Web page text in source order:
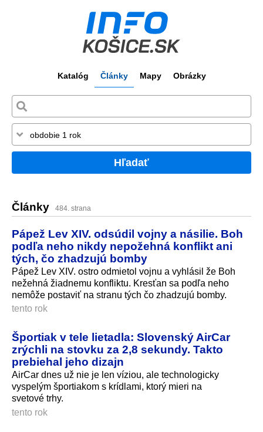
Katalóg Články Mapy Obrázky
Hľadať
Články 484. strana
Pápež Lev XIV. odsúdil vojny a násilie. Boh
podľa neho nikdy nepožehná konflikt ani
tých, čo zhadzujú bomby
Pápež Lev XIV. ostro odmietol vojnu a vyhlásil že Boh
nežehná žiadnemu konfliktu. Kresťan sa podľa neho
nemôže postaviť na stranu tých čo zhadzujú bomby.
tento rok
Športiak v tele lietadla: Slovenský AirCar
zrýchli na stovku za 2,8 sekundy. Takto
prebiehal jeho dizajn
AirCar dnes už nie je len víziou, ale technologicky
vyspelým športiakom s krídlami, ktorý mieri na
svetové trhy.
tento rok